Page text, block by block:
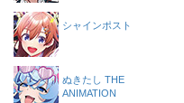
シャインポスト
ぬきたし THE
ANIMATION